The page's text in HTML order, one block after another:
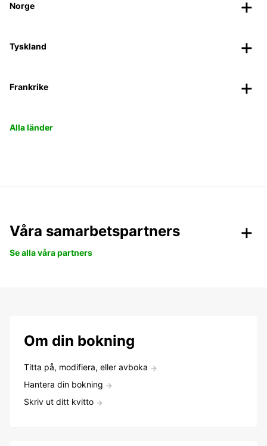
Norge
Tyskland
Frankrike
Alla länder
Våra samarbetspartners
Se alla våra partners
Om din bokning
Titta på, modifiera, eller avboka
Hantera din bokning
Skriv ut ditt kvitto